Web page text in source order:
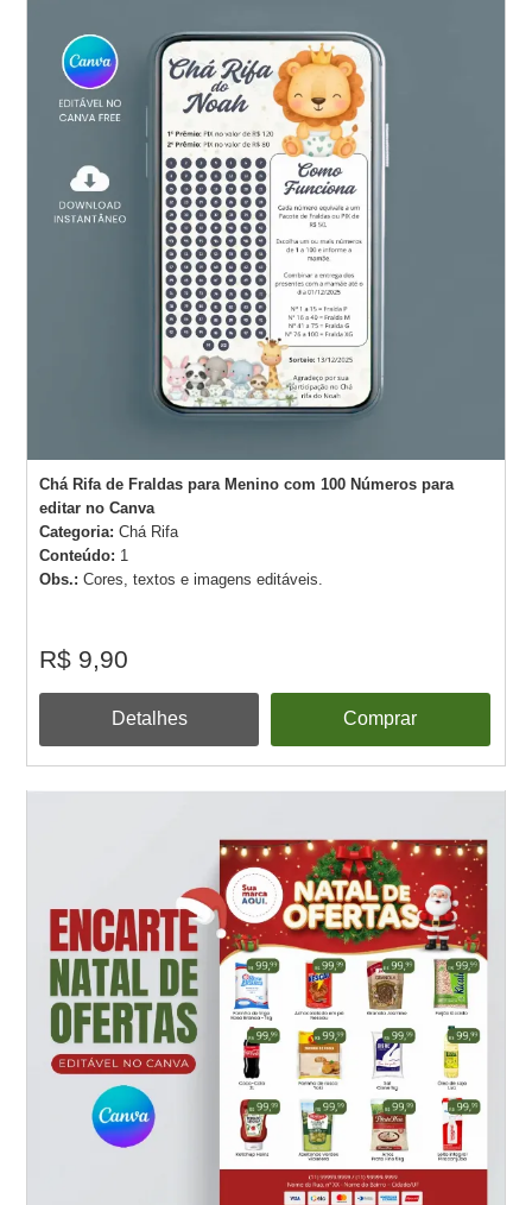
Chá Rifa de Fraldas para Menino com 100 Números para
editar no Canva
Categoria:Chá Rifa
Conteúdo: 1
Obs.:Cores, textos e imagens editáveis.
R$ 9,90
Detalhes Comprar